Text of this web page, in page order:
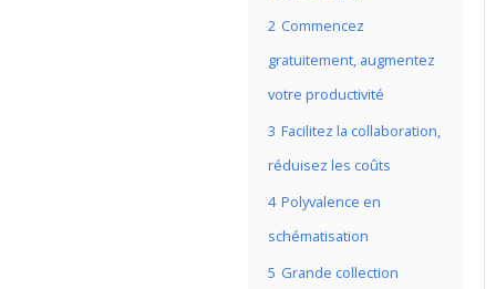
2 Commencez
gratuitement, augmentez
votre productivité
3 Facilitez la collaboration,
réduisez les coûts
4 Polyvalence en
schématisation
5 Grande collection